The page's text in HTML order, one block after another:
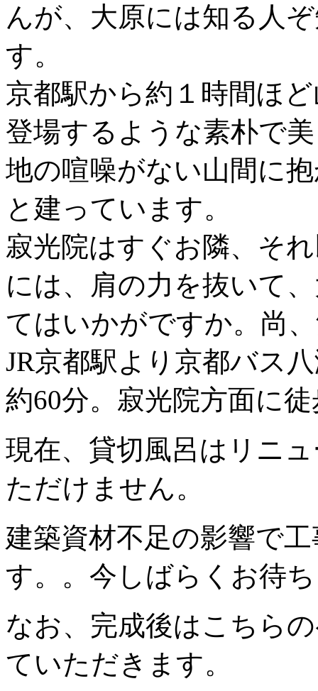
んが、大原には知る人
す。
京都駅から約１時間ほ
登場するような素朴で
地の喧噪がない山間に
と建っています。
寂光院はすぐお隣、そ
には、肩の力を抜いて
てはいかがですか。尚
JR京都駅より京都バス
約60分。寂光院方面に
現在、貸切風呂はリニ
ただけません。
建築資材不足の影響で
す。。今しばらくお待
なお、完成後はこちら
ていただきます。